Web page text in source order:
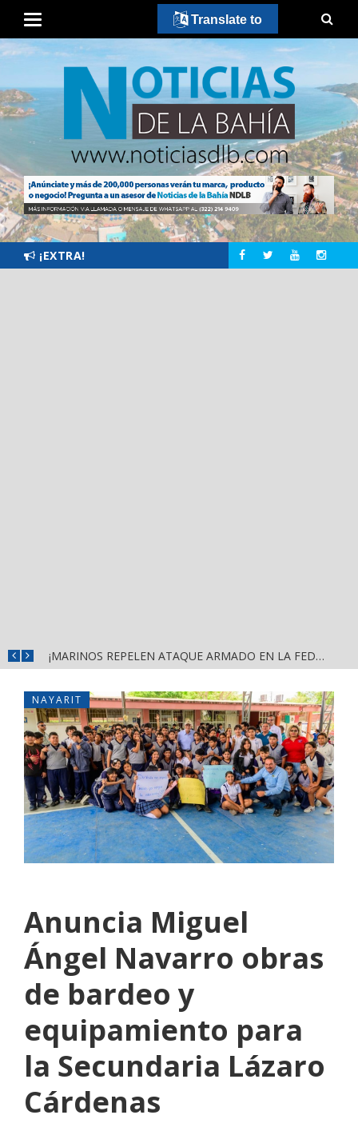
¡EXTRA!
¡MARINOS REPELEN ATAQUE ARMADO EN LA FEDERAL 200; PERDIERON LOS AGRESORES!
NAYARIT
Anuncia Miguel
Ángel Navarro obras
de bardeo y
equipamiento para
la Secundaria Lázaro
Cárdenas
Translate to